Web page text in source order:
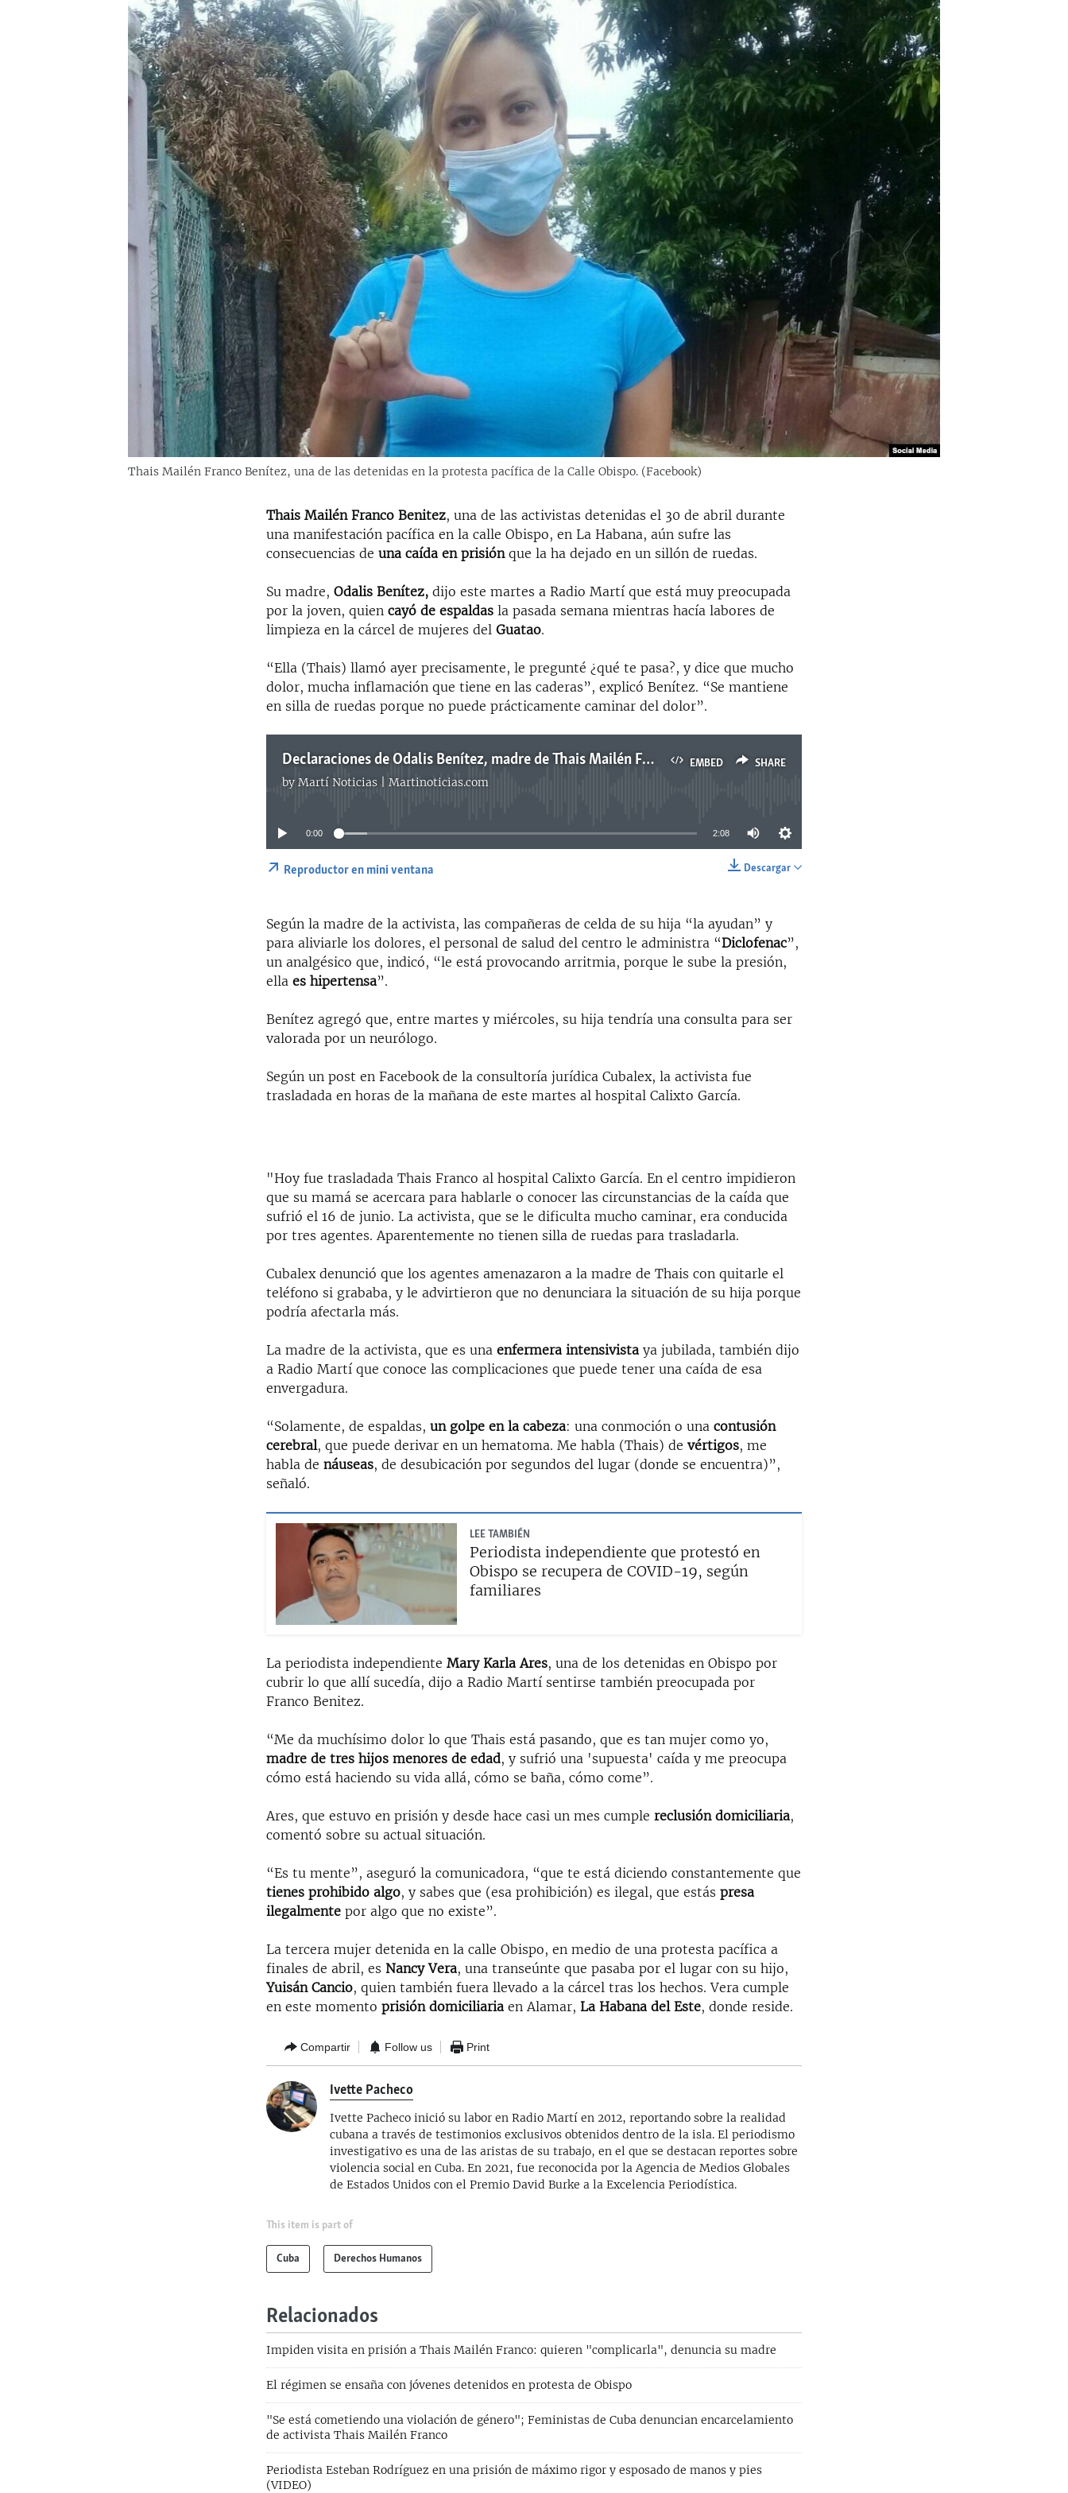
LA REALIDAD DE LA VIVIENDA EN
LOS SANTOS DE HIALEAH
DESINFORMACIÓN RUSA EN
LA INVASIÓN DE RUSIA A UCRANIA
Thais Mailén Franco Benítez, una de las detenidas en la protesta pacífica de la Calle Obispo. (Facebook)
Thais Mailén Franco Benitez, una de las activistas detenidas el 30 de abril durante
una manifestación pacífica en la calle Obispo, en La Habana, aún sufre las
consecuencias deuna caída en prisiónque la ha dejado en un sillón de ruedas.
Su madre,Odalis Benítez, dijo este martes a Radio Martí que está muy preocupada
por la joven, quiencayó de espaldas la pasada semana mientras hacía labores de
limpieza en la cárcel de mujeres delGuatao.
“Ella (Thais) llamó ayer precisamente, le pregunté ¿qué te pasa?, y dice que mucho
dolor, mucha inflamación que tiene en las caderas”, explicó Benítez. “Se mantiene
en silla de ruedas porque no puede prácticamente caminar del dolor”.
EMBED SHARE
Declaraciones de Odalis Benítez, madre de Thais Mailén Franco, a Radio Martí
byMartí Noticias | Martinoticias.com
No media source currently available
0:00 2:08
Descargar
Reproductor en mini ventana
Según la madre de la activista, las compañeras de celda de su hija “la ayudan” y
para aliviarle los dolores, el personal de salud del centro le administra “Diclofenac”,
un analgésico que, indicó, “le está provocando arritmia, porque le sube la presión,
ellaes hipertensa”.
Benítez agregó que, entre martes y miércoles, su hija tendría una consulta para ser
valorada por un neurólogo.
Según un post en Facebook de la consultoría jurídica Cubalex, la activista fue
trasladada en horas de la mañana de este martes al hospital Calixto García.
"Hoy fue trasladada Thais Franco al hospital Calixto García. En el centro impidieron
que su mamá se acercara para hablarle o conocer las circunstancias de la caída que
sufrió el 16 de junio. La activista, que se le dificulta mucho caminar, era conducida
por tres agentes. Aparentemente no tienen silla de ruedas para trasladarla.
Cubalex denunció que los agentes amenazaron a la madre de Thais con quitarle el
teléfono si grababa, y le advirtieron que no denunciara la situación de su hija porque
podría afectarla más.
La madre de la activista, que es unaenfermera intensivista ya jubilada, también dijo
a Radio Martí que conoce las complicaciones que puede tener una caída de esa
envergadura.
“Solamente, de espaldas,un golpe en la cabeza: una conmoción o unacontusión
cerebral, que puede derivar en un hematoma. Me habla (Thais) devértigos, me
habla denáuseas, de desubicación por segundos del lugar (donde se encuentra)”,
señaló.
LEE TAMBIÉN
Periodista independiente que protestó en
Obispo se recupera de COVID-19, según
familiares
La periodista independienteMary Karla Ares, una de los detenidas en Obispo por
cubrir lo que allí sucedía, dijo a Radio Martí sentirse también preocupada por
Franco Benitez.
“Me da muchísimo dolor lo que Thais está pasando, que es tan mujer como yo,
madre de tres hijos menores de edad, y sufrió una 'supuesta' caída y me preocupa
cómo está haciendo su vida allá, cómo se baña, cómo come”.
Ares, que estuvo en prisión y desde hace casi un mes cumplereclusión domiciliaria,
comentó sobre su actual situación.
“Es tu mente”, aseguró la comunicadora, “que te está diciendo constantemente que
tienes prohibido algo, y sabes que (esa prohibición) es ilegal, que estáspresa
ilegalmente por algo que no existe”.
La tercera mujer detenida en la calle Obispo, en medio de una protesta pacífica a
finales de abril, es Nancy Vera, una transeúnte que pasaba por el lugar con su hijo,
Yuisán Cancio, quien también fuera llevado a la cárcel tras los hechos. Vera cumple
en este momentoprisión domiciliariaen Alamar, La Habana del Este, donde reside.
Compartir Follow us Print
Ivette Pacheco
Ivette Pacheco inició su labor en Radio Martí en 2012, reportando sobre la realidad
cubana a través de testimonios exclusivos obtenidos dentro de la isla. El periodismo
investigativo es una de las aristas de su trabajo, en el que se destacan reportes sobre
violencia social en Cuba. En 2021, fue reconocida por la Agencia de Medios Globales
de Estados Unidos con el Premio David Burke a la Excelencia Periodística.
This item is part of
Cuba Derechos Humanos
Relacionados
Impiden visita en prisión a Thais Mailén Franco: quieren "complicarla", denuncia su madre
El régimen se ensaña con jóvenes detenidos en protesta de Obispo
"Se está cometiendo una violación de género"; Feministas de Cuba denuncian encarcelamiento
de activista Thais Mailén Franco
Periodista Esteban Rodríguez en una prisión de máximo rigor y esposado de manos y pies
(VIDEO)